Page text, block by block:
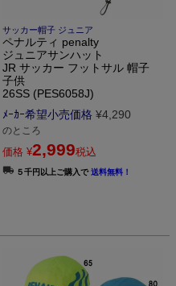
サッカー帽子 ジュニア
ペナルティ penalty
ジュニアサンハット
JR サッカー フットサル 帽子
子供
26SS (PES6058J)
ﾒｰｶｰ希望小売価格 ¥4,290
のところ
価格 ¥2,999税込
５千円以上ご購入で送料無料！